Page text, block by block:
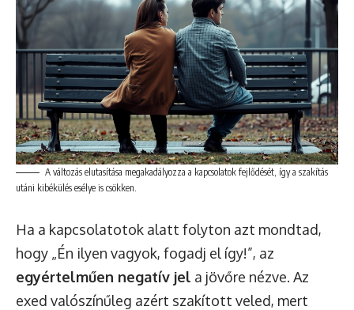
A változás elutasítása megakadályozza a kapcsolatok fejlődését, így a szakítás
utáni kibékülés esélye is csökken.
Ha a kapcsolatotok alatt folyton azt mondtad,
hogy „Én ilyen vagyok, fogadj el így!”, az
egyértelműen negatív jel a jövőre nézve. Az
exed valószínűleg azért szakított veled, mert